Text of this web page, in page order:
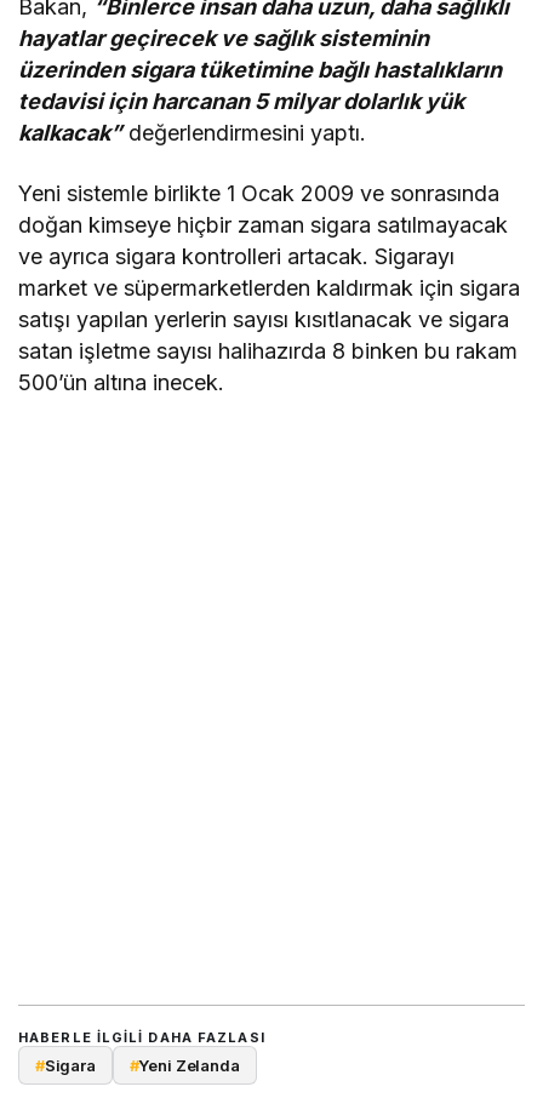
Bakan, “Binlerce insan daha uzun, daha sağlıklı
hayatlar geçirecek ve sağlık sisteminin
üzerinden sigara tüketimine bağlı hastalıkların
tedavisi için harcanan 5 milyar dolarlık yük
kalkacak” değerlendirmesini yaptı.
Yeni sistemle birlikte 1 Ocak 2009 ve sonrasında
doğan kimseye hiçbir zaman sigara satılmayacak
ve ayrıca sigara kontrolleri artacak. Sigarayı
market ve süpermarketlerden kaldırmak için sigara
satışı yapılan yerlerin sayısı kısıtlanacak ve sigara
satan işletme sayısı halihazırda 8 binken bu rakam
500’ün altına inecek.
HABERLE ILGILI DAHA FAZLASI
#Sigara #Yeni Zelanda